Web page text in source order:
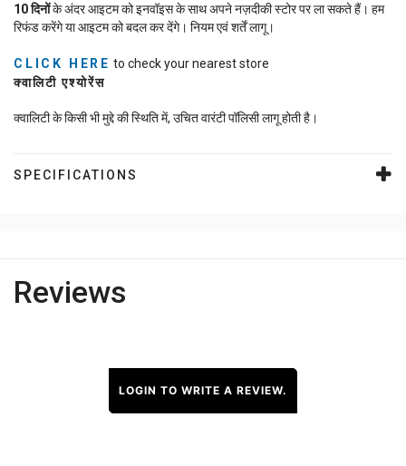
10दिनोंके अंदर आइटम को इनवॉइस के साथ अपने नज़दीकी स्टोर पर ला सकते हैं। हम
रिफंड करेंगे या आइटम को बदल कर देंगे। नियम एवं शर्तें लागू।
CLICK HERE to check your nearest store
क्वालिटी एश्योरेंस
क्वालिटी के किसी भी मुद्दे की स्थिति में, उचित वारंटी पॉलिसी लागू होती है।
SPECIFICATIONS
Reviews
LOGIN TO WRITE A REVIEW.